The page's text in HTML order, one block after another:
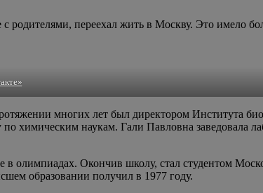
родителями, переехал жить в Москву. Это имело
многих лет был директором Института
химическим наукам. Гали Павловна заведовала
Окончив школу, стал студентом
образовании получил в 1977 году.